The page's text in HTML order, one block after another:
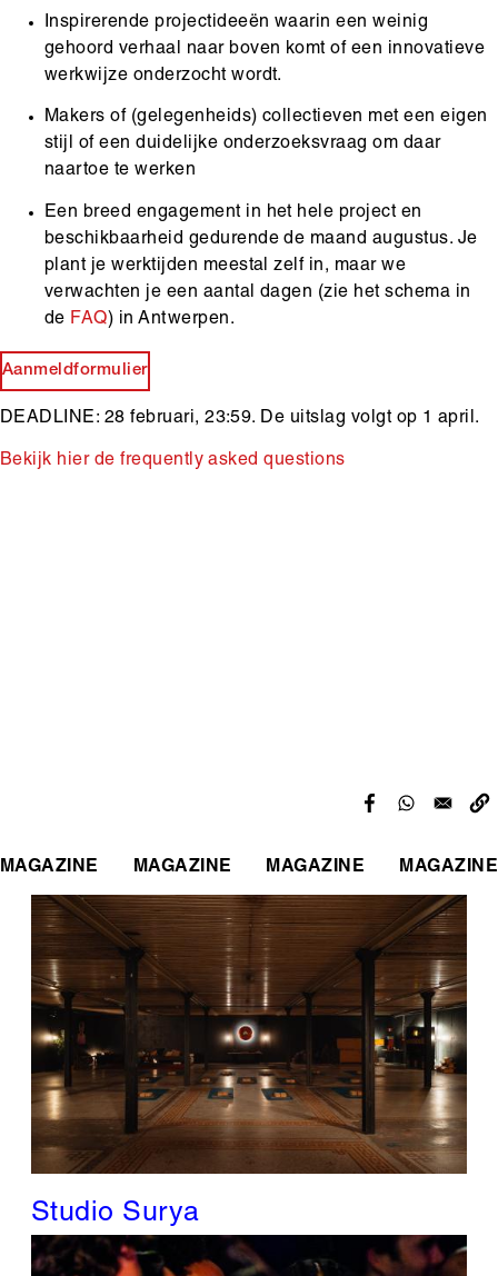
Inspirerende projectideeën waarin een weinig
gehoord verhaal naar boven komt of een innovatieve
werkwijze onderzocht wordt.
Makers of (gelegenheids) collectieven met een eigen
stijl of een duidelijke onderzoeksvraag om daar
naartoe te werken
Een breed engagement in het hele project en
beschikbaarheid gedurende de maand augustus. Je
plant je werktijden meestal zelf in, maar we
verwachten je een aantal dagen (zie het schema in
de FAQ) in Antwerpen.
Aanmeldformulier
DEADLINE: 28 februari, 23:59. De uitslag volgt op 1 april.
Bekijk hier de frequently asked questions
MAGAZINE MAGAZINE MAGAZINE MAGAZINE
Studio Surya